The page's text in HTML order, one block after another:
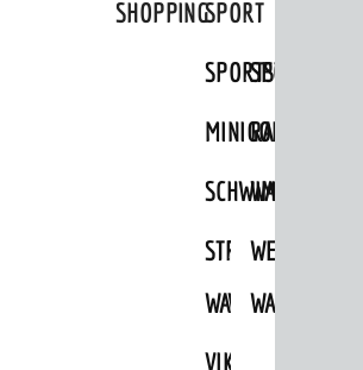
SHOPPINGSPORT
SPORTSTÄTTEN
MINIGOLFRADFAHREN
SCHWIMMEN
STRANDBAD
WAIDSEE
TSG
VIKTOR-
WANDERN
WEINHEIMER